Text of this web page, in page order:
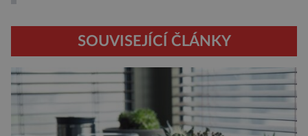
SOUVISEJÍCÍ ČLÁNKY